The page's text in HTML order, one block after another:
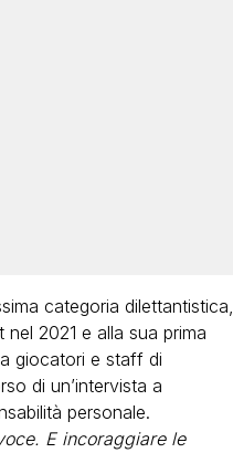
categoria dilettantistica,
2021 e alla sua prima
giocatori e staff di
di un’intervista a
personale.
E incoraggiare le